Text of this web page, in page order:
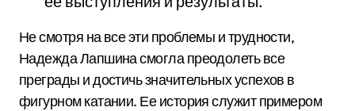
Не смотря на все эти проблемы и трудности,
Надежда Лапшина смогла преодолеть все
преграды и достичь значительных успехов в
фигурном катании. Ее история служит примером